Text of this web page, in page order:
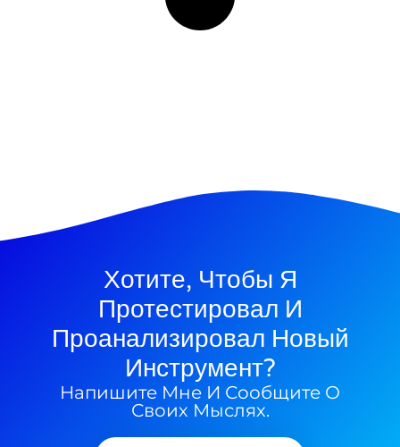
Хотите, Чтобы Я
Протестировал И
Проанализировал Новый
Инструмент?
Напишите Мне И Сообщите О
Своих Мыслях.